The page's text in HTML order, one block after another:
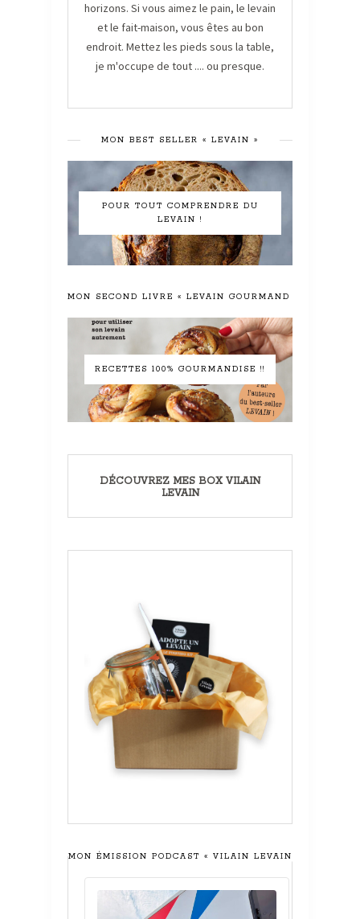
horizons. Si vous aimez le pain, le levain
et le fait-maison, vous êtes au bon
endroit. Mettez les pieds sous la table,
je m'occupe de tout .... ou presque.
MON BEST SELLER « LEVAIN »
POUR TOUT COMPRENDRE DU
LEVAIN !
MON SECOND LIVRE « LEVAIN GOURMAND »
RECETTES 100% GOURMANDISE !!
DÉCOUVREZ MES BOX VILAIN
LEVAIN
MON ÉMISSION PODCAST « VILAIN LEVAIN »